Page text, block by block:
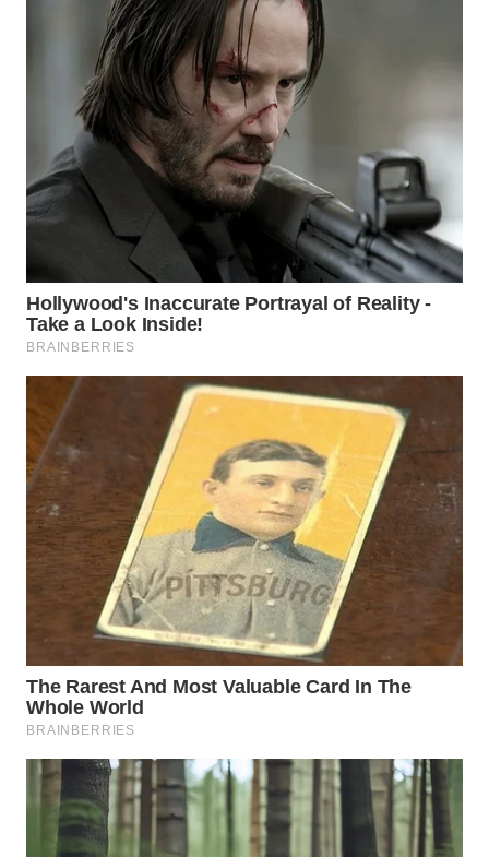
WN
SEMARANG
WN
SOLO
WN
MADURA
WN
SURABAYA
WN
NATUNA
BINTAN
MANDALIKA
WN
WN
LABUANBAJO